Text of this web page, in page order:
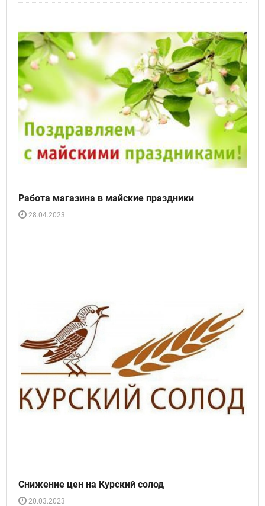
Работа магазина в майские праздники
28.04.2023
Снижение цен на Курский солод
20.03.2023